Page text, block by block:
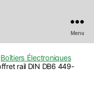
Menu
Boîtiers Électroniques
rail DIN DB6 449-